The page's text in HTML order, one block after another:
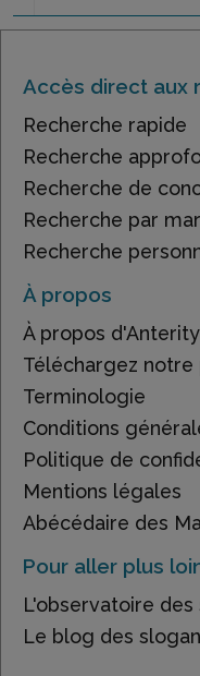
Accès direct aux
Recherche rapide
Recherche
Recherche de
Recherche par
Recherche
À propos
À propos d'Anterity
Téléchargez
Terminologie
Conditions
Politique de
Mentions légales
Abécédaire des
Pour aller plus
L'observatoire des
Le blog des